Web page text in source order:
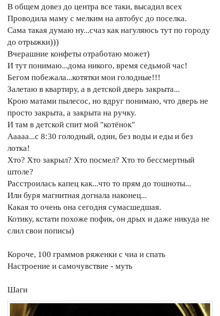
В общем довез до центра все таки, высадил всех
Проводила маму с мелким на автобус до поселка.
Сама такая думаю ну...счаз как нагуляюсь тут по городу
до отрыжки)))
Вчерашние конфеты отработаю может)
И тут понимаю...дома никого, время седьмой час!
Бегом побежала...котятки мои голодные!!!
Залетаю в квартиру, а в детской дверь закрыта...
Крою матами пылесос, но вдруг понимаю, что дверь не
просто закрыта, а закрыта на ручку.
И там в детской спит мой "котёнок"
Ааааа...с 8:30 голодный, один, без воды и еды и без
лотка!
Хто? Хто закрыл? Хто посмел? Хто то бессмертный
штоле?
Расстроилась капец как...что то прям до тошноты...
Или буря магнитная догнала наконец...
Какая то очень она сегодня сумасшедшая.
Котику, кстати похоже пофик, он дрых и даже никуда не
слил свои пописы)
Короче, 100 граммов ряженки с чиа и спать
Настроение и самочувствие - муть
Шаги